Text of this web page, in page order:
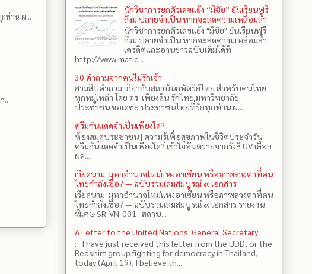
ท่าน ผ...
นักวิชาการยกตัวเลขแย้ง “มีชัย” ยันเรียนฟรี
ถึงม.ปลายจำเป็น หากจะลดความเหลื่อมล้ำ
นักวิชาการยกตัวเลขแย้ง "มีชัย" ยันเรียนฟรี
ถึงม.ปลายจำเป็น หากจะลดความเหลื่อมล้ำ
เครดิตและอ่านข่าวฉบับเต็มได้ที่
http://www.matic...
30 คำถามจากคนไม่รักเจ้า
สามสิบคำถาม เกี่ยวกับสถาบันกษัตริย์ไทย สำหรับคนไทย
ทุกหมู่เหล่า โดย ดร.​ เพียงดิน รักไทย มหาวิทยาลัย
ประชาชน ขอเดชะ ประชาชนไทยที่รักทุกท่าน ผ...
ครีมกันแดดจำเป็นเพียงใด?
ห้องสมุดประชาชน | ความรู้เพื่อสุขภาพในชีวิตประจำวัน
ครีมกันแดดจำเป็นเพียงใด? เข้าใจอันตรายจากรังสี UV เลือก
ผล...
เวียดนาม: มหาอำนาจใหม่แห่งอาเซียน หรือภาพลวงตาที่คน
ไทยกำลังเชื่อ? — ฉบับรวมเล่มสมบูรณ์ ๙ เอกสาร
เวียดนาม: มหาอำนาจใหม่แห่งอาเซียน หรือภาพลวงตาที่คน
ไทยกำลังเชื่อ? — ฉบับรวมเล่มสมบูรณ์ ๙ เอกสาร รายงาน
พิเศษ SR-VN-001 · สถาบ...
A Letter to the United Nations' General Secretary
: : I have just received this letter from the UDD, or the
Redshirt group fighting for democracy in Thailand,
today (April 19). I believe th...